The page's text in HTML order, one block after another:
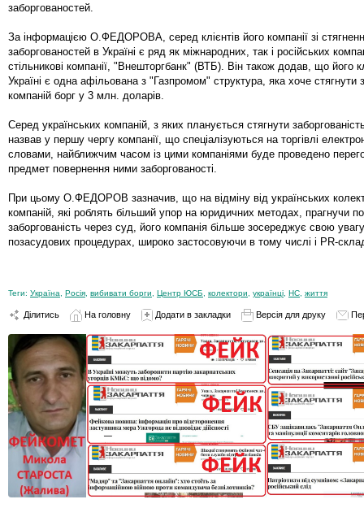
заборгованостей.
За інформацією О.ФЕДОРОВА, серед клієнтів його компанії зі
заборгованостей в Україні є ряд як міжнародних, так і російських
стільникові компанії, "Внешторгбанк" (ВТБ). Він також додав, що його
Україні є одна афільована з "Газпромом" структура, яка хоче стягнути
компаній борг у 3 млн. доларів.
Серед українських компаній, з яких планується стягнути
назвав у першу чергу компанії, що спеціалізуються на торгівлі
словами, найближчим часом із цими компаніями буде проведено
предмет повернення ними заборгованості.
При цьому О.ФЕДОРОВ зазначив, що на відміну від українських
компаній, які роблять більший упор на юридичних методах, прагнучи
заборгованість через суд, його компанія більше зосереджує свою
позасудових процедурах, широко застосовуючи в тому числі і PR-
Теги: Україна Росія вибивати борги Центр ЮСБ колектори українці НС життя
Ділитись На головну Додати в закладки Версія для друку